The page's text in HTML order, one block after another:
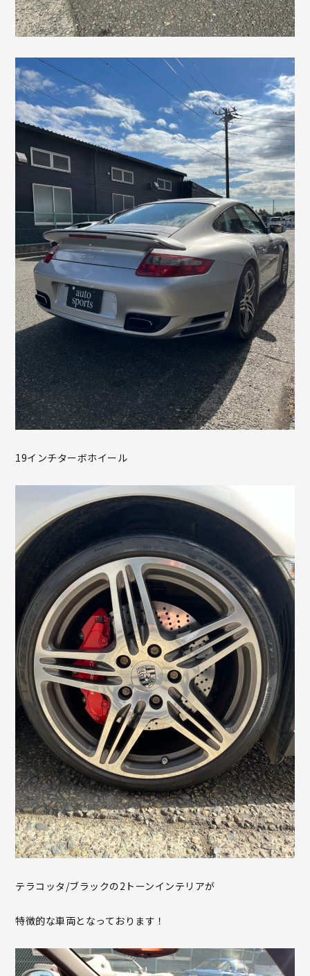
19インチターボホイール
テラコッタ/ブラックの2トーンインテリアが
特徴的な車両となっております！